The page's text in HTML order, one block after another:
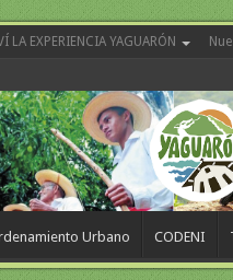
LA EXPERIENCIA YAGUARÓN
Urbano CODENI